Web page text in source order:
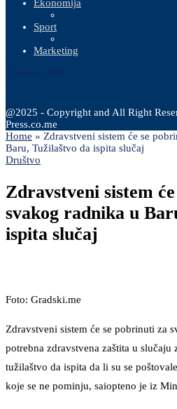
Ekonomija
Sport
Marketing
@2025 - Copyright and All Right
Press.co.me
Home » Zdravstveni sistem će se
Baru, Tužilaštvo da ispita slučaj
Društvo
Zdravstveni sistem
svakog radnika u
ispita slučaj
Foto: Gradski.me
Zdravstveni sistem će se pobrinuti za
potrebna zdravstvena zaštita u slučaju
tužilaštvo da ispita da li su se
koje se ne pominju, saiopteno je iz